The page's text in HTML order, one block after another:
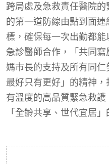
跨局處及急救責任醫院
的第一道防線由點到面
標，確保每一次出勤都
急診醫師合作，「共同
媽市長的支持及所有同
最好只有更好」的精神
有溫度的高品質緊急救
「全齡共享、世代宜居」